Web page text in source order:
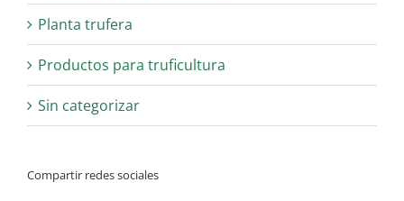
Planta trufera
Productos para truficultura
Sin categorizar
Compartir redes sociales